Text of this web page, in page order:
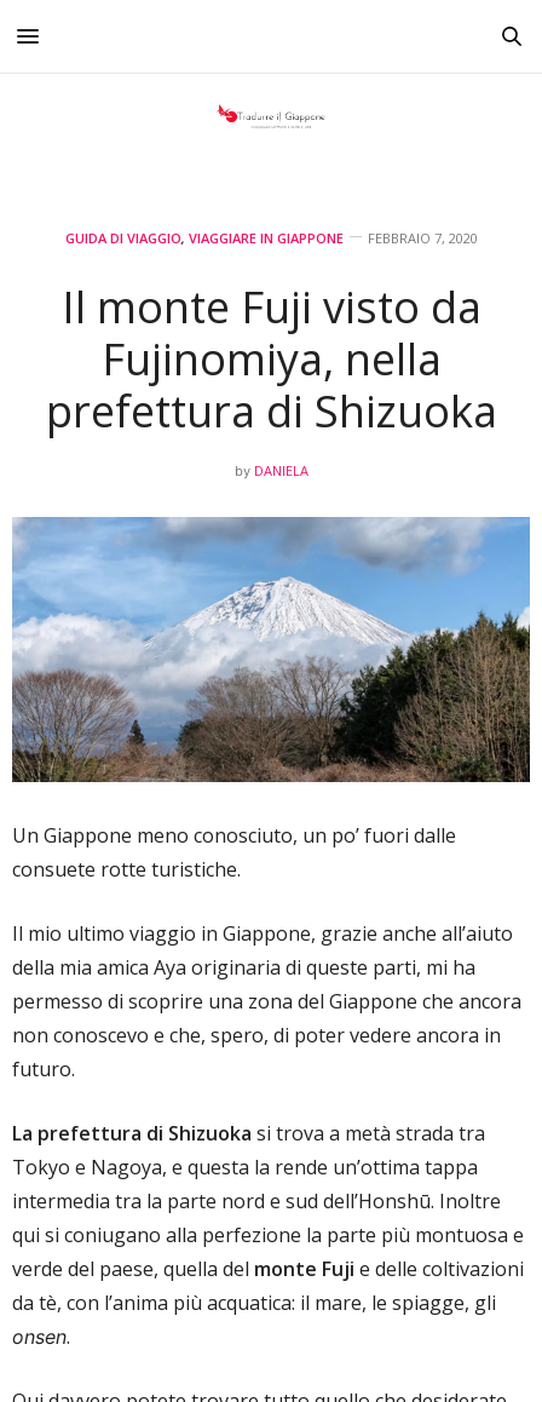
GUIDA DI VIAGGIO, VIAGGIARE IN GIAPPONE FEBBRAIO 7, 2020
Il monte Fuji visto da
Fujinomiya, nella
prefettura di Shizuoka
by DANIELA
Un Giappone meno conosciuto, un po’ fuori dalle
consuete rotte turistiche.
Il mio ultimo viaggio in Giappone, grazie anche all’aiuto
della mia amica Aya originaria di queste parti, mi ha
permesso di scoprire una zona del Giappone che ancora
non conoscevo e che, spero, di poter vedere ancora in
futuro.
La prefettura di Shizuoka si trova a metà strada tra
Tokyo e Nagoya, e questa la rende un’ottima tappa
intermedia tra la parte nord e sud dell’Honshū. Inoltre
qui si coniugano alla perfezione la parte più montuosa e
verde del paese, quella del monte Fuji e delle coltivazioni
da tè, con l’anima più acquatica: il mare, le spiagge, gli
onsen.